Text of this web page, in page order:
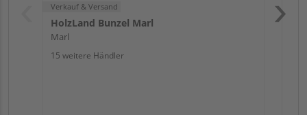
Verkauf & Versand
HolzLand Bunzel Marl
Marl
15 weitere Händler